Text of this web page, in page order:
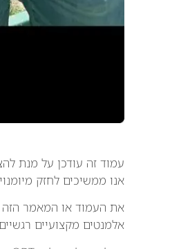
עמוד זה עודכן על מנת
אנו ממשיכים לחזק
את העמוד או המאמר הזה
אלמנטים מקצועיים